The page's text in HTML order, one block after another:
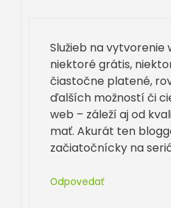
Služieb na vytvorenie
niektoré grátis,
čiastočne platené,
ďalších možností či
web – záleží aj od
mať. Akurát ten
začiatočnícky na
Odpovedať